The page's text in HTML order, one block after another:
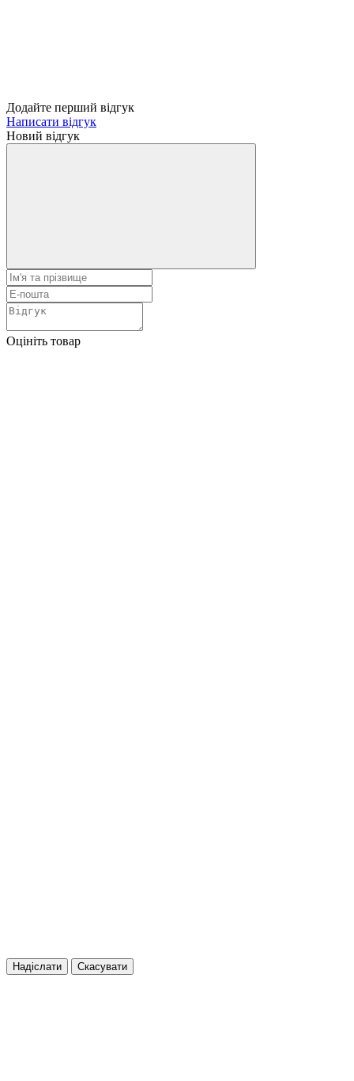
Додайте перший відгук
Написати відгук
Новий відгук
Оцініть товар
Надіслати Скасувати